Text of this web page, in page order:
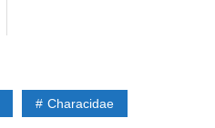
Characidae